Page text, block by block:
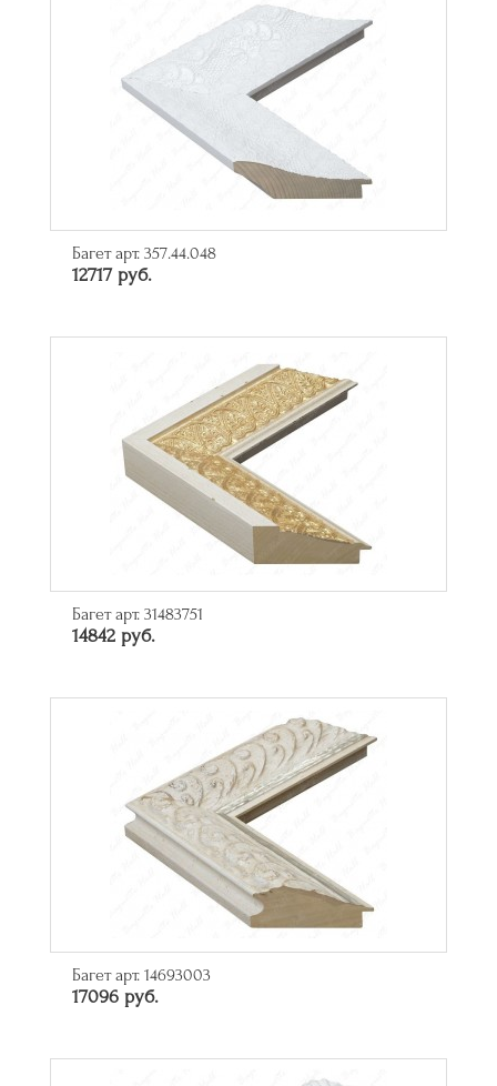
Багет арт. 357.44.048
12717 руб.
Багет арт. 31483751
14842 руб.
Багет арт. 14693003
17096 руб.